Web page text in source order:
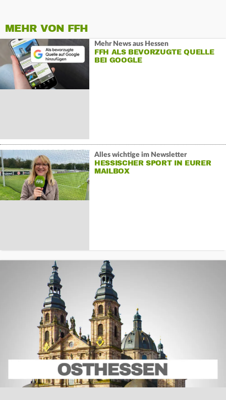
MEHR VON FFH
Mehr News aus Hessen
FFH ALS BEVORZUGTE QUELLE
BEI GOOGLE
Alles wichtige im Newsletter
HESSISCHER SPORT IN EURER
MAILBOX